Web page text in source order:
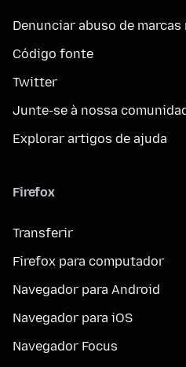
Denunciar abuso de
Código fonte
Twitter
Junte-se à nossa
Explorar artigos de ajuda
Firefox
Transferir
Firefox para computador
Navegador para Android
Navegador para iOS
Navegador Focus